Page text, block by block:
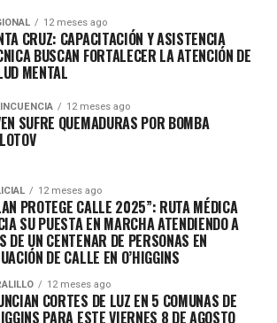
12 meses ago
CRUZ: CAPACITACIÓN Y ASISTENCIA
BUSCAN FORTALECER LA ATENCIÓN DE
MENTAL
12 meses ago
SUFRE QUEMADURAS POR BOMBA
12 meses ago
PROTEGE CALLE 2025”: RUTA MÉDICA
SU PUESTA EN MARCHA ATENDIENDO A
DE UN CENTENAR DE PERSONAS EN
DE CALLE EN O’HIGGINS
12 meses ago
CORTES DE LUZ EN 5 COMUNAS DE
PARA ESTE VIERNES 8 DE AGOSTO